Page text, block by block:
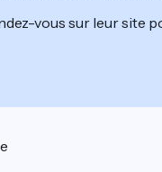
vous sur leur site